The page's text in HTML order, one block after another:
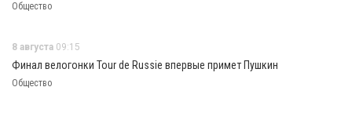
Общество
8 августа 09:15
Финал велогонки Tour de Russie впервые примет Пушкин
Общество